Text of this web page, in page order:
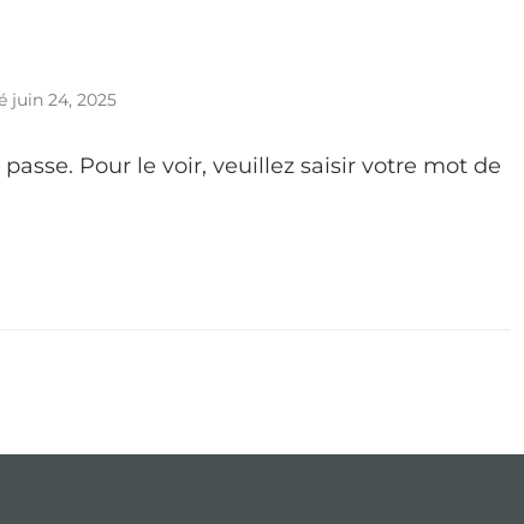
juin 24, 2025
Pour le voir, veuillez saisir votre mot de